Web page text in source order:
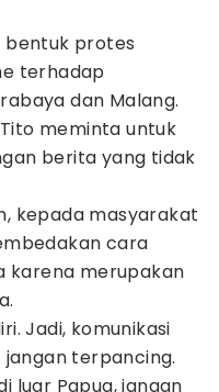
bentuk protes
terhadap
dan Malang.
meminta untuk
berita yang tidak
kepada masyarakat
cara
karena merupakan
Jadi, komunikasi
terpancing.
luar Papua, jangan